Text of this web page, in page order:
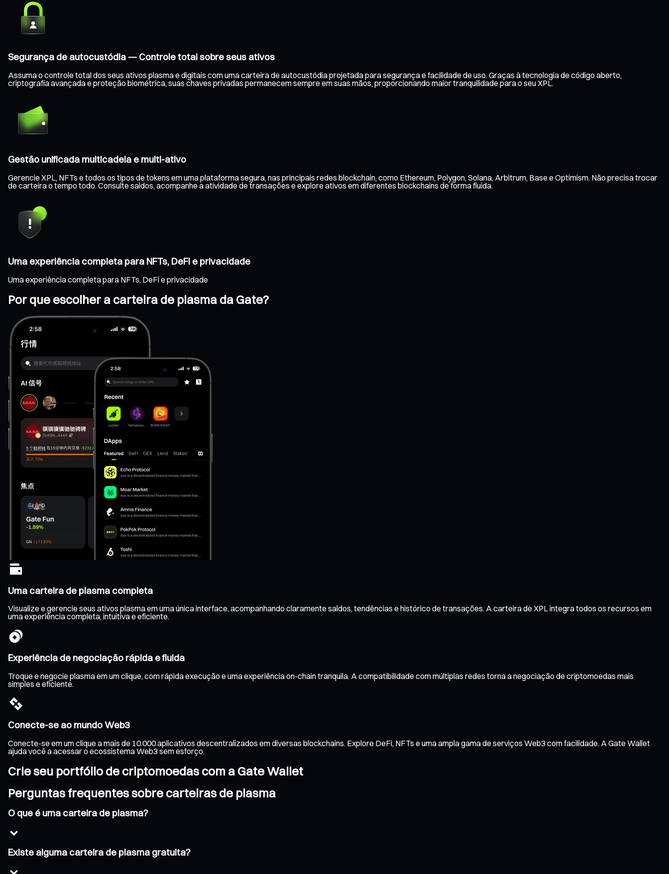
Segurança de autocustódia — Controle total sobre seus ativos
Assuma o controle total dos seus ativos plasma e digitais com uma carteira de autocustódia projetada para segurança e facilidade de uso. Graças à tecnologia de código aberto,
criptografia avançada e proteção biométrica, suas chaves privadas permanecem sempre em suas mãos, proporcionando maior tranquilidade para o seu XPL.
Gestão unificada multicadeia e multi-ativo
Gerencie XPL, NFTs e todos os tipos de tokens em uma plataforma segura, nas principais redes blockchain, como Ethereum, Polygon, Solana, Arbitrum, Base e Optimism. Não precisa trocar
de carteira o tempo todo. Consulte saldos, acompanhe a atividade de transações e explore ativos em diferentes blockchains de forma fluida.
Uma experiência completa para NFTs, DeFi e privacidade
Uma experiência completa para NFTs, DeFi e privacidade
Por que escolher a carteira de plasma da Gate?
Uma carteira de plasma completa
Visualize e gerencie seus ativos plasma em uma única interface, acompanhando claramente saldos, tendências e histórico de transações. A carteira de XPL integra todos os recursos em
uma experiência completa, intuitiva e eficiente.
Experiência de negociação rápida e fluida
Troque e negocie plasma em um clique, com rápida execução e uma experiência on-chain tranquila. A compatibilidade com múltiplas redes torna a negociação de criptomoedas mais
simples e eficiente.
Conecte-se ao mundo Web3
Conecte-se em um clique a mais de 10.000 aplicativos descentralizados em diversas blockchains. Explore DeFi, NFTs e uma ampla gama de serviços Web3 com facilidade. A Gate Wallet
ajuda você a acessar o ecossistema Web3 sem esforço.
Crie seu portfólio de criptomoedas com a Gate Wallet
Perguntas frequentes sobre carteiras de plasma
O que é uma carteira de plasma?
Existe alguma carteira de plasma gratuita?